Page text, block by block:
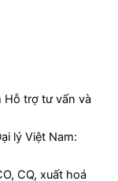
Hỗ trợ tư vấn và
lý Việt Nam:
CQ, xuất hoá